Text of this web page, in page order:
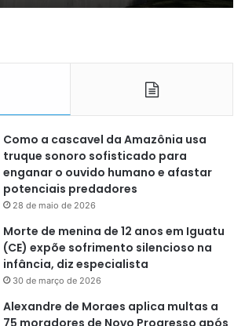
Como a cascavel da Amazônia usa
truque sonoro sofisticado para
enganar o ouvido humano e afastar
potenciais predadores
28 de maio de 2026
Morte de menina de 12 anos em Iguatu
(CE) expõe sofrimento silencioso na
infância, diz especialista
30 de março de 2026
Alexandre de Moraes aplica multas a
75 moradores de Novo Progresso após